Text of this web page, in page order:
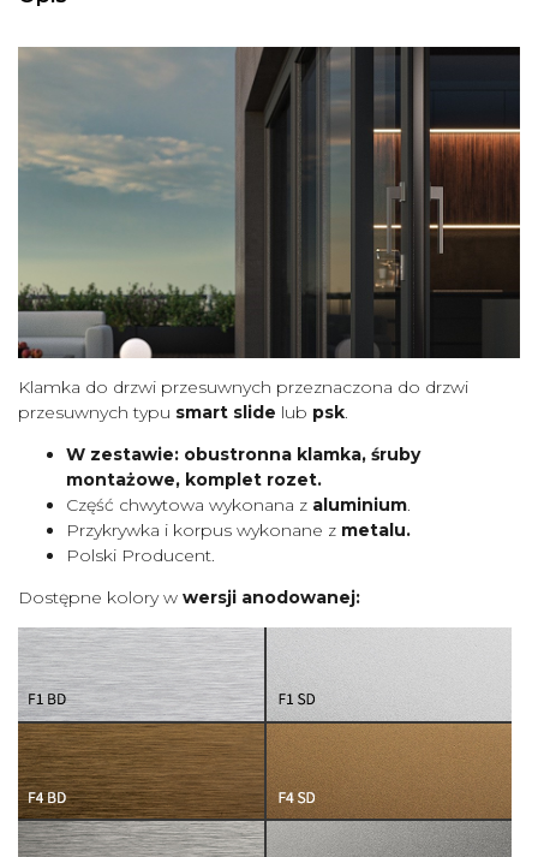
Klamka do drzwi przesuwnych przeznaczona do drzwi
przesuwnych typu smart slide lub psk.
W zestawie: obustronna klamka, śruby
montażowe, komplet rozet.
Część chwytowa wykonana z aluminium.
Przykrywka i korpus wykonane z metalu.
Polski Producent.
Dostępne kolory w wersji anodowanej: